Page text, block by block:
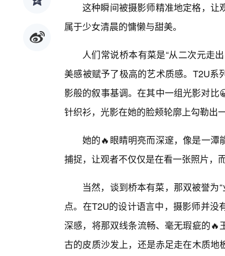
这种瞬间被摄影师精准地定格，让
属于少女清晨的慵懒与甜美。
人们常说桥本有菜是“从二次元走
美感被赋予了极高的艺术质感。T2U
影般的叙事基调。在其中一组光影对
针织衫，光影在她的脸颊轮廓上勾勒出
她的🔥眼睛明亮而深邃，像是一潭
捕捉，让观者不仅仅是在看一张照片，
当然，谈到桥本有菜，那双被誉为
点。在T2U的设计语言中，摄影师并
深感，将那双线条流畅、毫无瑕疵的
古的皮质沙发上，还是赤足走在木质